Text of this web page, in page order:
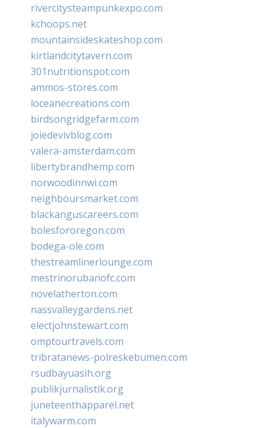
rivercitysteampunkexpo.com
kchoops.net
mountainsideskateshop.com
kirtlandcitytavern.com
301nutritionspot.com
ammos-stores.com
loceanecreations.com
birdsongridgefarm.com
joiedevivblog.com
valera-amsterdam.com
libertybrandhemp.com
norwoodinnwi.com
neighboursmarket.com
blackanguscareers.com
bolesfororegon.com
bodega-ole.com
thestreamlinerlounge.com
mestrinorubanofc.com
novelatherton.com
nassvalleygardens.net
electjohnstewart.com
omptourtravels.com
tribratanews-polreskebumen.com
rsudbayuasih.org
publikjurnalistik.org
juneteenthapparel.net
italywarm.com